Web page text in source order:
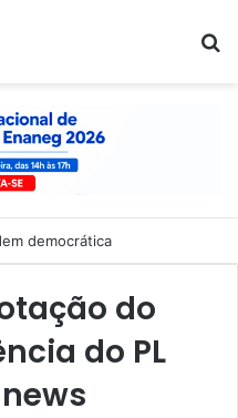
democrática
do
do PL